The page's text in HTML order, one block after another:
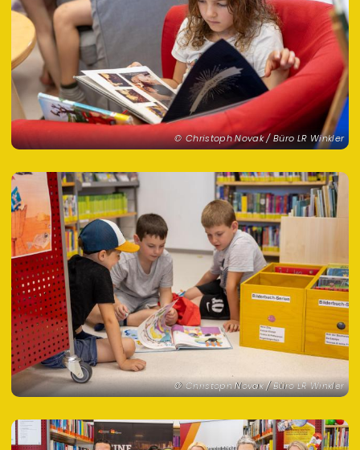
Christoph Novak / Büro LR Winkler
Christoph Novak / Büro LR Winkler